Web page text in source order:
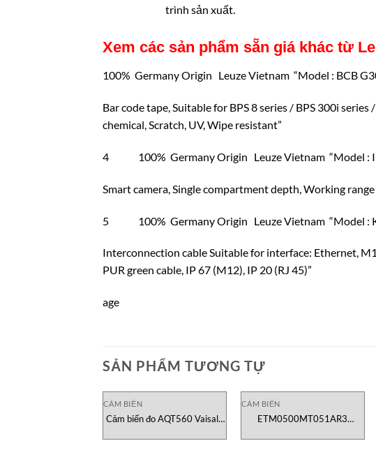
trình sản xuất.
Xem các sản phẩm sẵn giá khác từ
100% Germany Origin Leuze Vietnam “Model : BCB
Bar code tape, Suitable for BPS 8 series / BPS 300i
chemical, Scratch, UV, Wipe resistant”
4 100% Germany Origin Leuze Vietnam “Model :
Smart camera, Single compartment depth, Working
5 100% Germany Origin Leuze Vietnam “Model :
Interconnection cable Suitable for interface: Ethernet,
PUR green cable, IP 67 (M12), IP 20 (RJ 45)”
age
SẢN PHẨM TƯƠNG TỰ
CẢM BIẾN
Cảm biến đo AQT560 Vaisala
CẢM BIẾN
ETM0500MT051AR3
E-Series